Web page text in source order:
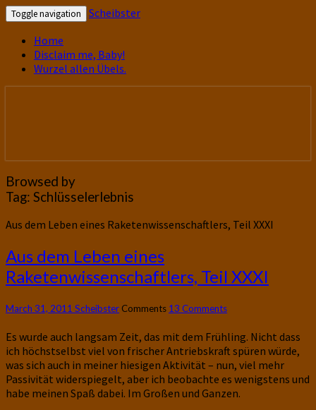
Toggle navigation
Scheibster
Home
Disclaim me, Baby!
Wurzel allen Übels.
Browsed by
Tag: Schlüsselerlebnis
Aus dem Leben eines Raketenwissenschaftlers, Teil XXXI
Aus dem Leben eines
Raketenwissenschaftlers, Teil XXXI
March 31, 2011 Scheibster Comments 13 Comments
Es wurde auch langsam Zeit, das mit dem Frühling. Nicht dass
ich höchstselbst viel von frischer Antriebskraft spüren würde,
was sich auch in meiner hiesigen Aktivität – nun, viel mehr
Passivität widerspiegelt, aber ich beobachte es wenigstens und
habe meinen Spaß dabei. Im Großen und Ganzen.